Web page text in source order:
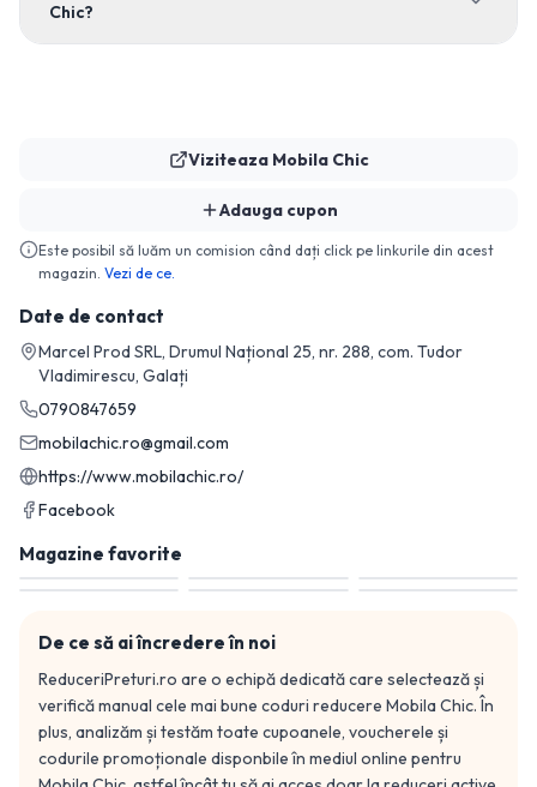
Viziteaza Mobila Chic
Adauga cupon
Este posibil să luăm un comision când dați click pe linkurile din acest
magazin. Vezi de ce.
Date de contact
Marcel Prod SRL, Drumul Național 25, nr. 288, com. Tudor
Vladimirescu, Galați
0790847659
mobilachic.ro@gmail.com
https://www.mobilachic.ro/
Facebook
Magazine favorite
De ce să ai încredere în noi
ReduceriPreturi.ro are o echipă dedicată care selectează și
verifică manual cele mai bune coduri reducere Mobila Chic. În
plus, analizăm și testăm toate cupoanele, voucherele și
codurile promoționale disponbile în mediul online pentru
Chic?